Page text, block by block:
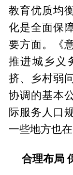
教育优质均
化是全面保
要方面。《
推进城乡义
挤、乡村弱
协调的基本
际服务人口
一些地方也在
合理布局